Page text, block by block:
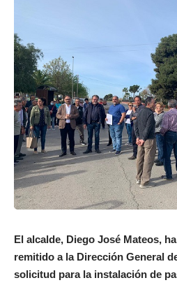
El alcalde, Diego José Mateos,
remitido a la Dirección General
solicitud para la instalación de